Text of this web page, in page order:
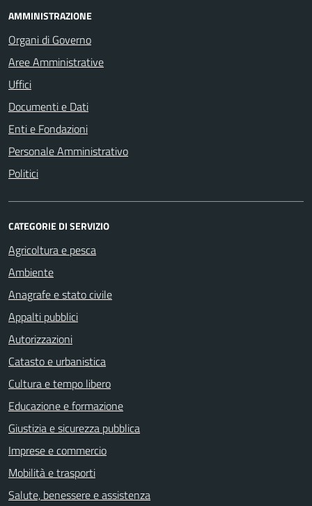
AMMINISTRAZIONE
Organi di Governo
Aree Amministrative
Uffici
Documenti e Dati
Enti e Fondazioni
Personale Amministrativo
Politici
CATEGORIE DI SERVIZIO
Agricoltura e pesca
Ambiente
Anagrafe e stato civile
Appalti pubblici
Autorizzazioni
Catasto e urbanistica
Cultura e tempo libero
Educazione e formazione
Giustizia e sicurezza pubblica
Imprese e commercio
Mobilità e trasporti
Salute, benessere e assistenza